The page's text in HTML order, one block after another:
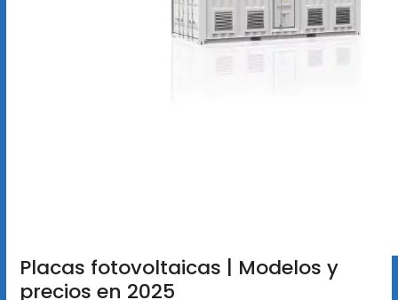
Placas fotovoltaicas | Modelos y
precios en 2025